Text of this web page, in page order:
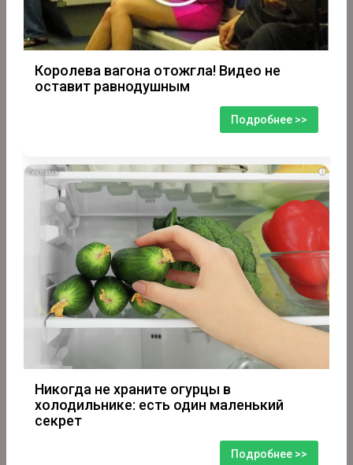
Королева вагона отожгла! Видео не
оставит равнодушным
Подробнее >>
i
Никогда не храните огурцы в
холодильнике: есть один маленький
секрет
Подробнее >>